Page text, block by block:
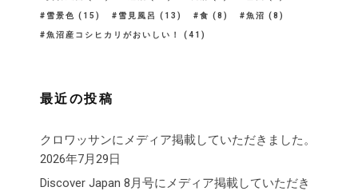
雪景色 (15) 雪見風呂 (13) 食 (8) 魚沼 (8)
魚沼産コシヒカリがおいしい！ (41)
最近の投稿
クロワッサンにメディア掲載していただきました。
2026年7月29日
Discover Japan 8月号にメディア掲載していただき